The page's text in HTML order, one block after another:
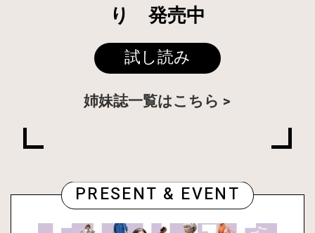
り 発売中
試し読み
姉妹誌一覧はこちら
PRESENT & EVENT